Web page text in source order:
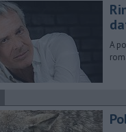
A